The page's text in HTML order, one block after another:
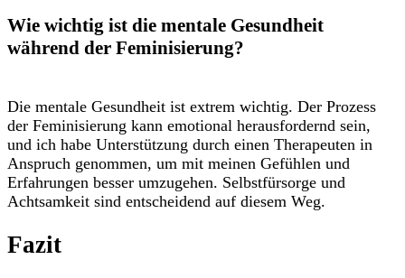
Wie wichtig ist die mentale Gesundheit
während der Feminisierung?
Die mentale⁤ Gesundheit ist extrem wichtig. Der Prozess
der Feminisierung kann ‍emotional ​herausfordernd sein,
und ich⁣ habe Unterstützung durch einen Therapeuten in
Anspruch genommen, um mit meinen Gefühlen und⁢
Erfahrungen besser umzugehen. Selbstfürsorge und
Achtsamkeit sind entscheidend auf diesem Weg.
Fazit